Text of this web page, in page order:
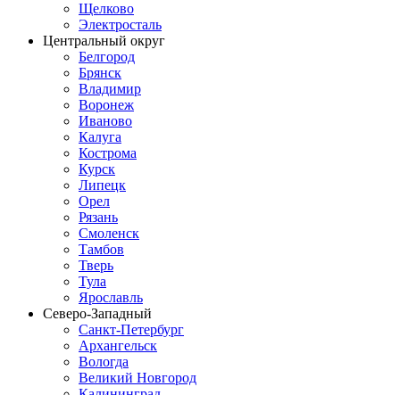
Щелково
Электросталь
Центральный округ
Белгород
Брянск
Владимир
Воронеж
Иваново
Калуга
Кострома
Курск
Липецк
Орел
Рязань
Смоленск
Тамбов
Тверь
Тула
Ярославль
Северо-Западный
Санкт-Петербург
Архангельск
Вологда
Великий Новгород